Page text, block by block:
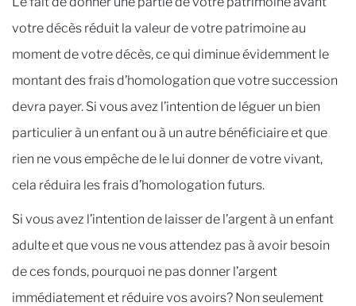
votre décès réduit la valeur de votre patrimoine au
moment de votre décès, ce qui diminue évidemment le
montant des frais d’homologation que votre succession
devra payer. Si vous avez l’intention de léguer un bien
particulier à un enfant ou à un autre bénéficiaire et que
rien ne vous empêche de le lui donner de votre vivant,
cela réduira les frais d’homologation futurs.
Si vous avez l’intention de laisser de l’argent à un enfant
adulte et que vous ne vous attendez pas à avoir besoin
de ces fonds, pourquoi ne pas donner l’argent
immédiatement et réduire vos avoirs? Non seulement